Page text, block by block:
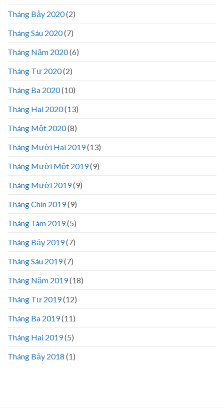
Tháng Bảy 2020(2)
Tháng Sáu 2020(7)
Tháng Năm 2020(6)
Tháng Tư 2020(2)
Tháng Ba 2020(10)
Tháng Hai 2020(13)
Tháng Một 2020(8)
Tháng Mười Hai 2019(13)
Tháng Mười Một 2019(9)
Tháng Mười 2019(9)
Tháng Chín 2019(9)
Tháng Tám 2019(5)
Tháng Bảy 2019(7)
Tháng Sáu 2019(7)
Tháng Năm 2019(18)
Tháng Tư 2019(12)
Tháng Ba 2019(11)
Tháng Hai 2019(5)
Tháng Bảy 2018 (1)